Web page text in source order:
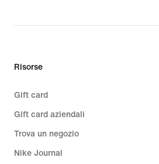
Risorse
Gift card
Gift card aziendali
Trova un negozio
Nike Journal